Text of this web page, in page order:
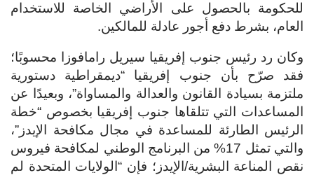
للحكومة بالحصول على الأراضي الخاصة للاستخدام
العام، بشرط دفع أجور عادلة للمالكين.
وكان رد رئيس جنوب إفريقيا سيريل رامافوزا محسوبًا؛
فقد صرّح بأن جنوب إفريقيا “ديمقراطية دستورية
ملتزمة بسيادة القانون والعدالة والمساواة”، وبعيدًا عن
المساعدات التي تتلقاها جنوب إفريقيا بخصوص “خطة
الرئيس الطارئة للمساعدة في مجال مكافحة الإيدز”،
والتي تمثل 17% من البرنامج الوطني لمكافحة فيروس
نقص المناعة البشرية/الإيدز؛ فإن “الولايات المتحدة لم